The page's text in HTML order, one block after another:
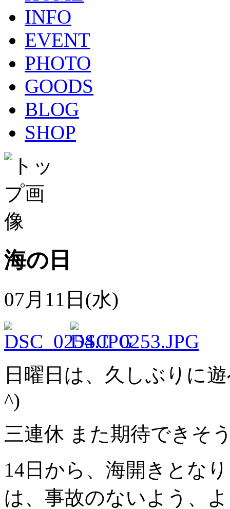
INFO
EVENT
PHOTO
GOODS
BLOG
SHOP
海の日
07月11日(水)
日曜日は、久しぶりに
^)
三連休 また期待できそ
14日から、海開きとな
は、事故のないよう、